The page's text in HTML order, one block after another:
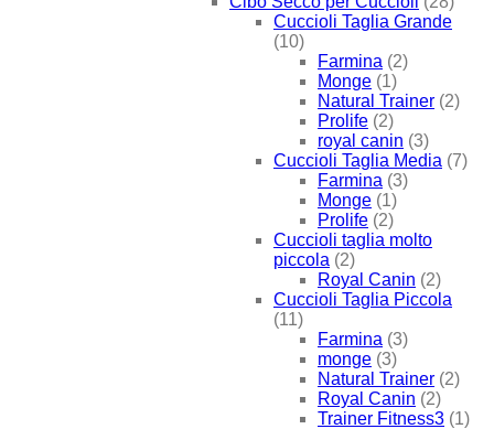
Cuccioli Taglia Grande
(10)
Farmina (2)
Monge (1)
Natural Trainer (2)
Prolife (2)
royal canin (3)
Cuccioli Taglia Media (7)
Farmina (3)
Monge (1)
Prolife (2)
Cuccioli taglia molto
piccola (2)
Royal Canin (2)
Cuccioli Taglia Piccola
(11)
Farmina (3)
monge (3)
Natural Trainer (2)
Royal Canin (2)
Trainer Fitness3 (1)